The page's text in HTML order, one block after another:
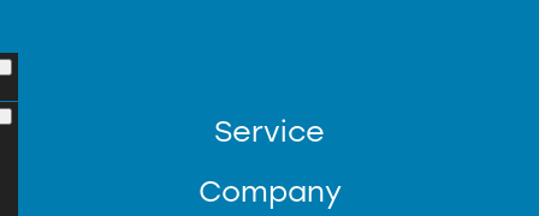
Service
Company